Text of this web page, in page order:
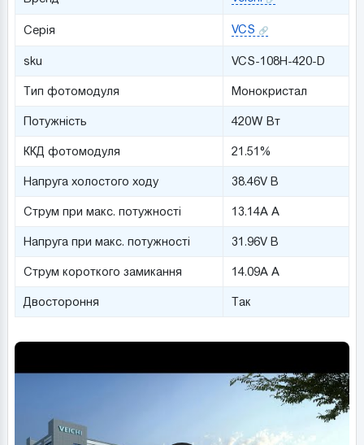
Серія VCS
sku VCS-108H-420-D
Тип фотомодуля Монокристал
Потужніcть 420W Вт
ККД фотомодуля 21.51%
Напруга холостого ходу 38.46V В
Струм при макс. потужності 13.14A А
Напруга при макс. потужності 31.96V В
Струм короткого замикання 14.09A А
Двостороння Так